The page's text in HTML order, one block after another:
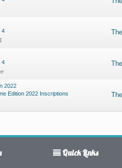
4
4
2022
Edition 2022 Inscriptions
Quick Links